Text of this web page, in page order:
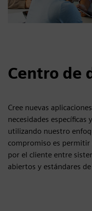
Centro de
Cree nuevas
necesidades
utilizando nuestro
compromiso es
por el cliente entre
abiertos y estándares